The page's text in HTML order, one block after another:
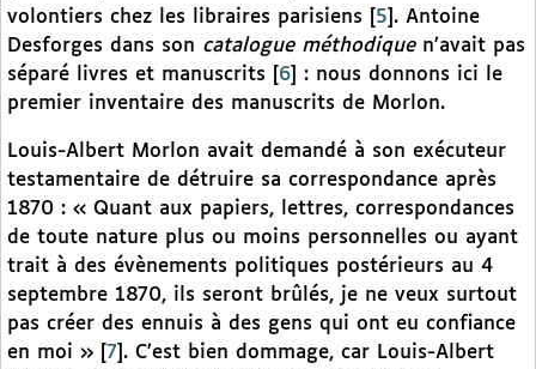
volontiers chez les libraires parisiens
5 . Antoine
Desforges dans son catalogue méthodiquen’avait pas
séparé livres et manuscrits
6
: nous donnons ici le
premier inventaire des manuscrits de Morlon.
Louis-Albert Morlon avait demandé à son exécuteur
testamentaire de détruire sa correspondance après
1870 : « Quant aux papiers, lettres, correspondances
de toute nature plus ou moins personnelles ou ayant
trait à des évènements politiques postérieurs au 4
septembre 1870, ils seront brûlés, je ne veux surtout
pas créer des ennuis à des gens qui ont eu confiance
en moi »
7 . C’est bien dommage, car Louis-Albert